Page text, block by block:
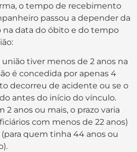
o tempo de recebimento
passou a depender da
na data do óbito e do tempo
tiver menos de 2 anos na
é concedida por apenas 4
decorreu de acidente ou se o
antes do início do vínculo.
2 anos ou mais, o prazo varia
com menos de 22 anos)
quem tinha 44 anos ou